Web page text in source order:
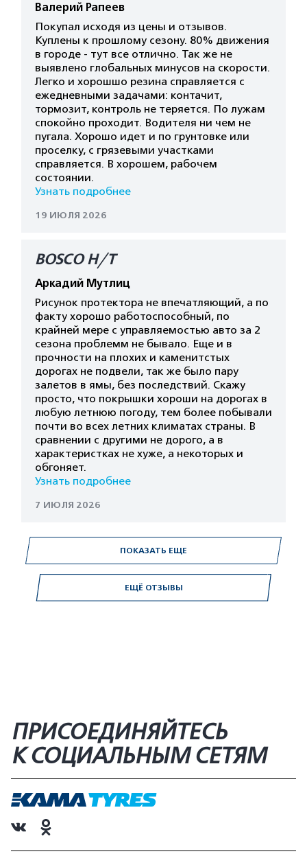
ЕЩЁ ОТЗЫВЫ
Валерий Рапеев
Покупал исходя из цены и отзывов.
Куплены к прошлому сезону. 80% движения
в городе - тут все отлично. Так же не
выявлено глобальных минусов на скорости.
Легко и хорошшо резина справляется с
ежедневными задачами: контачит,
тормозит, контроль не теряется. По лужам
спокойно проходит. Водителя ни чем не
пугала. Хорошо идет и по грунтовке или
проселку, с грязевыми участками
справляется. В хорошем, рабочем
состоянии.
Узнать подробнее
19 ИЮЛЯ 2026
BOSCO H/T
Аркадий Мутлиц
Рисунок протектора не впечатляющий, а по
факту хорошо работоспособный, по
крайней мере с управляемостью авто за 2
сезона проблемм не бывало. Еще и в
прочности на плохих и каменитстых
дорогах не подвели, так же было пару
залетов в ямы, без последствий. Скажу
просто, что покрышки хороши на дорогах в
любую летнюю погоду, тем более побывали
почти во всех летних климатах страны. В
сравнении с другими не дорого, а в
характеристках не хуже, а некоторых и
обгоняет.
Узнать подробнее
7 ИЮЛЯ 2026
ПОКАЗАТЬ ЕЩЕ
ПРИСОЕДИНЯЙТЕСЬ
К СОЦИАЛЬНЫМ СЕТЯМ